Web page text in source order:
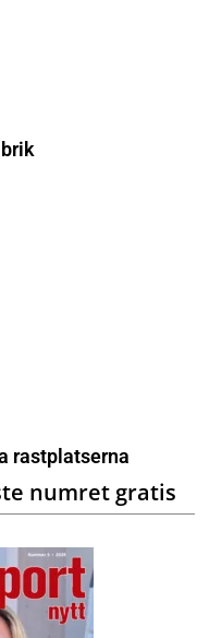
rastplatserna
numret gratis